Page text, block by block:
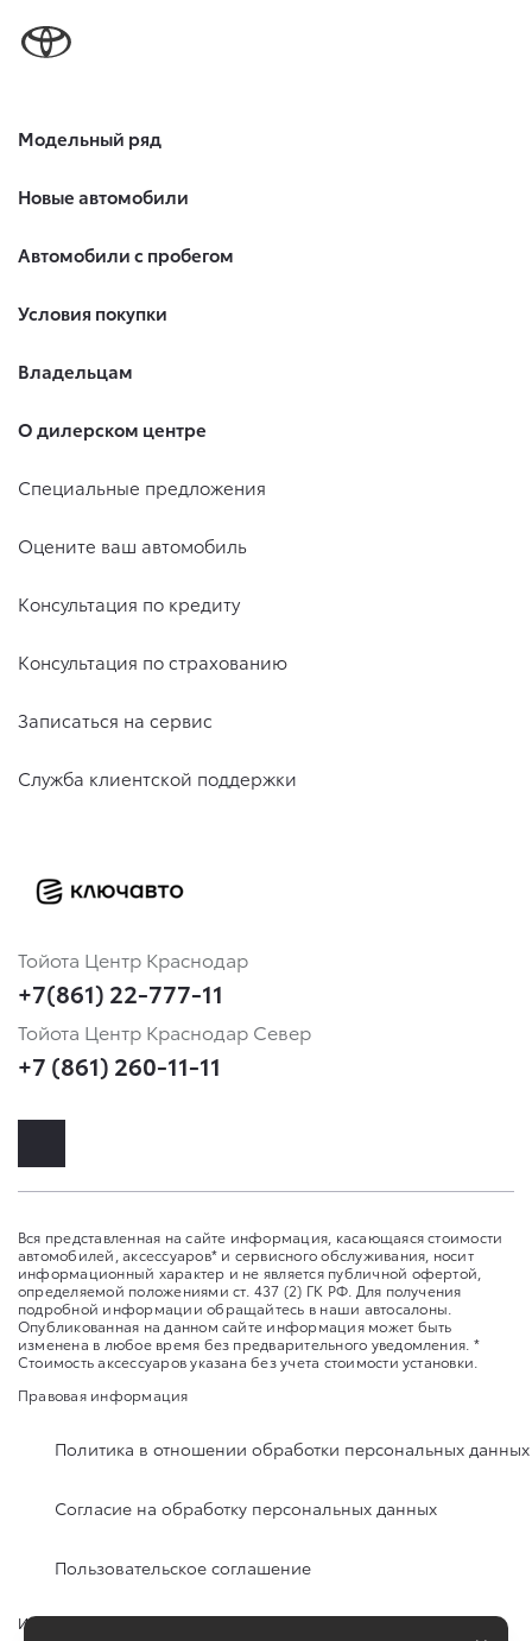
Модельный ряд
Новые автомобили
Автомобили с пробегом
Условия покупки
Владельцам
О дилерском центре
Специальные предложения
Оцените ваш автомобиль
Консультация по кредиту
Консультация по страхованию
Записаться на сервис
Служба клиентской поддержки
Тойота Центр Краснодар
+7(861) 22-777-11
Тойота Центр Краснодар Север
+7 (861) 260-11-11
Вся представленная на сайте информация, касающаяся стоимости
автомобилей, аксессуаров* и сервисного обслуживания, носит
информационный характер и не является публичной офертой,
определяемой положениями ст. 437 (2) ГК РФ. Для получения
подробной информации обращайтесь в наши автосалоны.
Опубликованная на данном сайте информация может быть
изменена в любое время без предварительного уведомления. *
Стоимость аксессуаров указана без учета стоимости установки.
Правовая информация
Политика в отношении обработки персональных данных
Согласие на обработку персональных данных
Пользовательское соглашение
Изменить настройку cookies